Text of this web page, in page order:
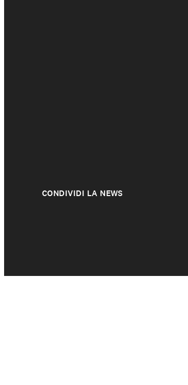
CONDIVIDI LA NEWS